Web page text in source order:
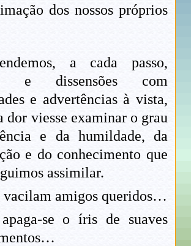
dos nossos próprios
a cada passo,
e dissensões com
e advertências à vista,
dor viesse examinar o grau
e da humildade, da
e do conhecimento que
assimilar.
vacilam amigos queridos…
se o íris de suaves